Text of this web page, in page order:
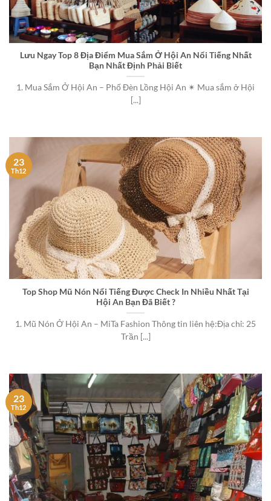
Lưu Ngay Top 8 Địa Điểm Mua Sắm Ở Hội An Nổi Tiếng Nhất
Bạn Nhất Định Phải Biết
1. Mua Sắm Ở Hội An – Phố Đèn Lồng Hội An ✴ Mua sắm ở Hội
[...]
Top Shop Mũ Nón Nổi Tiếng Được Check In Nhiều Nhất Tại
Hội An Bạn Đã Biết ?
1. Mũ Nón Ở Hội An – MiTa Fashion Thông tin liên hệ:Địa chỉ: 25
Trần [...]
23
Th12
23
Th12